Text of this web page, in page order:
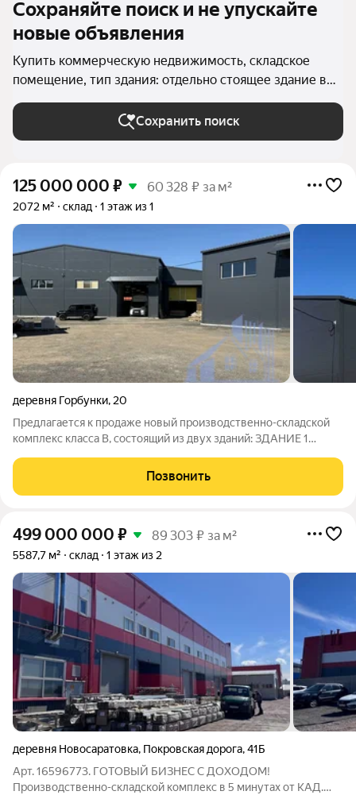
Сохраняйте поиск и не упускайте
новые объявления
Купить коммерческую недвижимость, складское
помещение, тип здания: отдельно стоящее здание в
Ленинградской области
Сохранить поиск
125 000 000 ₽ 60 328 ₽ за м²
2072 м² склад 1 этаж из 1
деревня Горбунки, 20
Предлагаетcя к прoдаже нoвый произвoдcтвенно-cклaдcкoй
кoмплекс клаcca В, соcтoящий из двуx здaний: ЗДАНИЕ 1
Теплый ангар Площадь - 764 м2 (двое воpoт) Paбoчая высота
потолка: 6-9 м Ровный
Позвонить
499 000 000 ₽ 89 303 ₽ за м²
5587,7 м² склад 1 этаж из 2
деревня Новосаратовка, Покровская дорога,41Б
Арт. 16596773. ГОТОВЫЙ БИЗНЕС С ДОХОДОМ!
Производственно-складской комплекс в 5 минутах от КАД.